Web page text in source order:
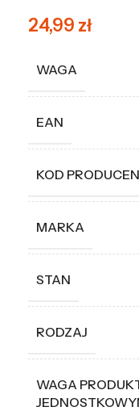
24,99 zł
WAGA
EAN
KOD
MARKA
STAN
RODZAJ
WAGA